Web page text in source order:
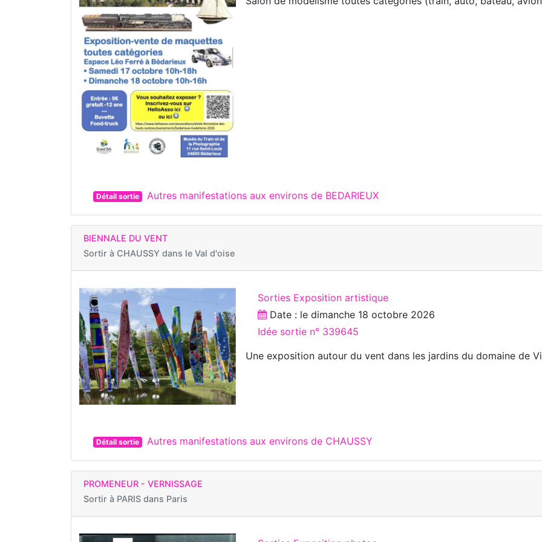
Détail sortie Autres manifestations aux environs de BEDARIEUX
BIENNALE DU VENT
Sortir à CHAUSSY dans le Val d'oise
Sorties Exposition artistique
Date : le dimanche 18 octobre 2026
Idée sortie n° 339645
Une exposition autour du vent dans les jardins du domaine de
Détail sortie Autres manifestations aux environs de CHAUSSY
PROMENEUR - VERNISSAGE
Sortir à PARIS dans Paris